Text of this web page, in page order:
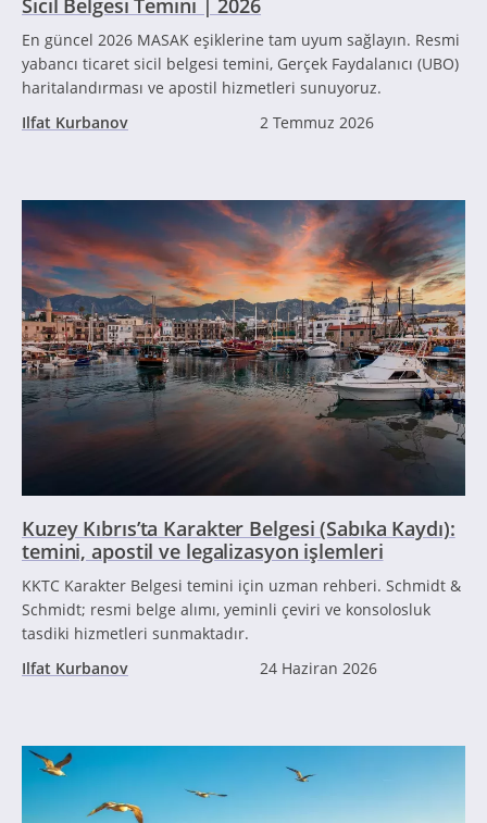
Sicil Belgesi Temini | 2026
En güncel 2026 MASAK eşiklerine tam uyum sağlayın. Resmi
yabancı ticaret sicil belgesi temini, Gerçek Faydalanıcı (UBO)
haritalandırması ve apostil hizmetleri sunuyoruz.
Ilfat Kurbanov
2 Temmuz 2026
Kuzey Kıbrıs’ta Karakter Belgesi (Sabıka Kaydı):
temini, apostil ve legalizasyon işlemleri
KKTC Karakter Belgesi temini için uzman rehberi. Schmidt &
Schmidt; resmi belge alımı, yeminli çeviri ve konsolosluk
tasdiki hizmetleri sunmaktadır.
Ilfat Kurbanov
24 Haziran 2026